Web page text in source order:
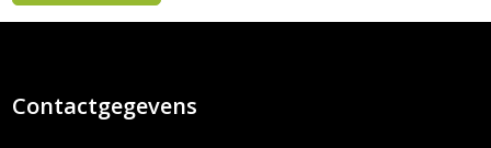
Contactgegevens